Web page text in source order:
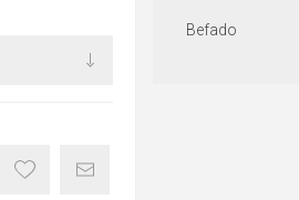
Befado